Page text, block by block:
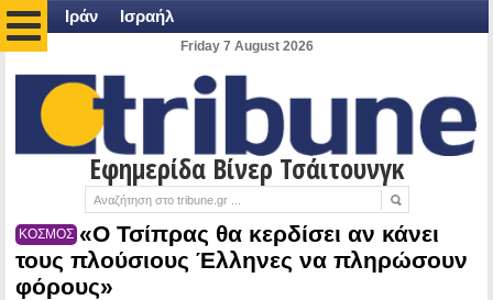
Ιράν Ισραήλ
Friday 7 August 2026
Εφημερίδα Βίνερ Τσάιτουνγκ
ΚΟΣΜΟΣ «Ο Τσίπρας θα κερδίσει αν κάνει
τους πλούσιους Έλληνες να πληρώσουν
φόρους»